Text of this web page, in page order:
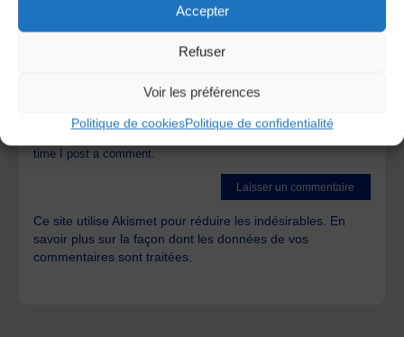
Accepter
Refuser
Voir les préférences
Politique de cookiesPolitique de confidentialité
time I post a comment.
Ce site utilise Akismet pour réduire les indésirables. En
savoir plus sur la façon dont les données de vos
commentaires sont traitées